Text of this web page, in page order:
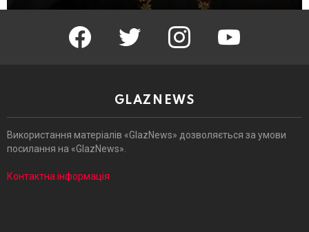
facebook twitter instagram youtube
GLAZNEWS
Використання матеріалів «GlazNews» дозволяється за умови
посилання на «GlazNews».
Контактна інформація